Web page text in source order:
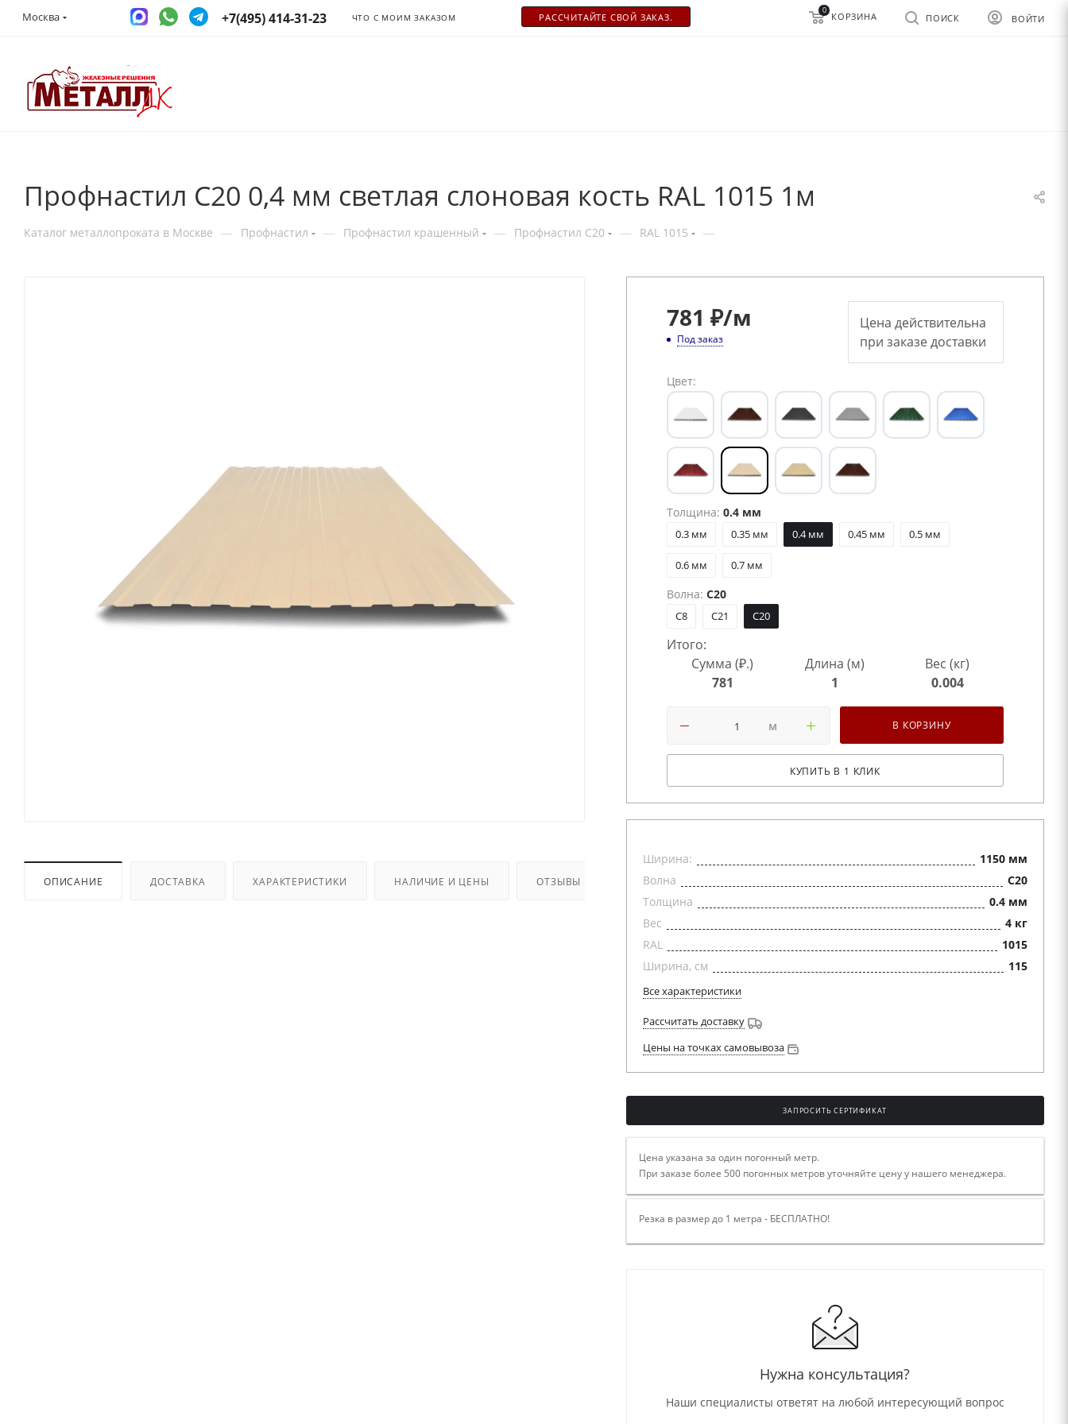
Москва +7(495) 414-31-23 ЧТО С МОИМ ЗАКАЗОМ РАСCЧИТАЙТЕ СВОЙ ЗАКАЗ. ВОЙТИ
ПОИСК
0
КОРЗИНА
Профнастил С20 0,4 мм светлая слоновая кость RAL 1015 1м
Каталог металлопроката в Москве — Профнастил — Профнастил крашенный — Профнастил С20 — RAL 1015 —
ОПИСАНИЕ ДОСТАВКА ХАРАКТЕРИСТИКИ НАЛИЧИЕ И ЦЕНЫ ОТЗЫВЫ
781 ₽/м
Под заказ
Цена действительна
при заказе доставки
Цвет:
Толщина: 0.4 мм
0.3 мм 0.35 мм 0.4 мм 0.45 мм 0.5 мм
0.6 мм 0.7 мм
Волна: C20
C8 C21 C20
Итого:
Сумма (₽.)
781
Длина (м)
1
Вес (кг)
0.004
м В КОРЗИНУ
КУПИТЬ В 1 КЛИК
Ширина:
1150 мм
Волна
C20
Толщина
0.4 мм
Вес
4 кг
RAL
1015
Ширина, см
115
Все характеристики
Рассчитать доставку
Цены на точках самовывоза
ЗАПРОСИТЬ СЕРТИФИКАТ
Цена указана за один погонный метр.
При заказе более 500 погонных метров уточняйте цену у нашего менеджера.
Резка в размер до 1 метра - БЕСПЛАТНО!
Нужна консультация?
Наши специалисты ответят на любой интересующий вопрос